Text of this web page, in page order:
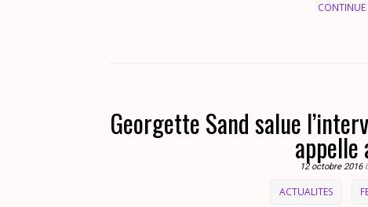
Georgette Sand salue
appelle
12 octobre 2016
ACTUALITES